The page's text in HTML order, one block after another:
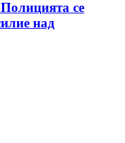
се
над